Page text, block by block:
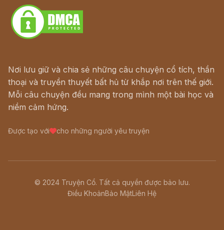
Nơi lưu giữ và chia sẻ những câu chuyện cổ tích, thần
thoại và truyền thuyết bất hủ từ khắp nơi trên thế giới.
Mỗi câu chuyện đều mang trong mình một bài học và
niềm cảm hứng.
Được tạo với cho những người yêu truyện
© 2024 Truyện Cổ. Tất cả quyền được bảo lưu.
Điều KhoảnBảo MậtLiên Hệ